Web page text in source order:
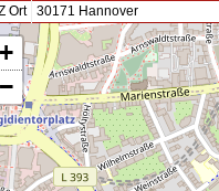
Ort
30171 Hannover
+
−